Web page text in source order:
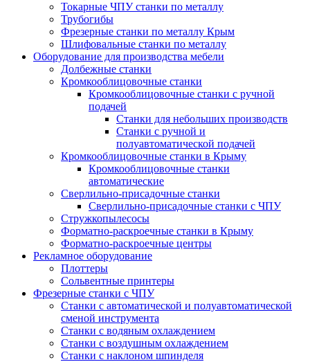
Токарные ЧПУ станки по металлу
Трубогибы
Фрезерные станки по металлу Крым
Шлифовальные станки по металлу
Оборудование для производства мебели
Долбежные станки
Кромкооблицовочные станки
Кромкооблицовочные станки с ручной
подачей
Станки для небольших производств
Станки с ручной и
полуавтоматической подачей
Кромкооблицовочные станки в Крыму
Кромкооблицовочные станки
автоматические
Сверлильно-присадочные станки
Сверлильно-присадочные станки с ЧПУ
Стружкопылесосы
Форматно-раскроечные станки в Крыму
Форматно-раскроечные центры
Рекламное оборудование
Плоттеры
Сольвентные принтеры
Фрезерные станки с ЧПУ
Станки с автоматической и полуавтоматической
сменой инструмента
Станки с водяным охлаждением
Станки с воздушным охлаждением
Станки с наклоном шпинделя